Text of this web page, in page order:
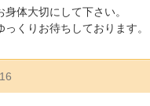
身体大切にして下さい。
っくりお待ちしております。